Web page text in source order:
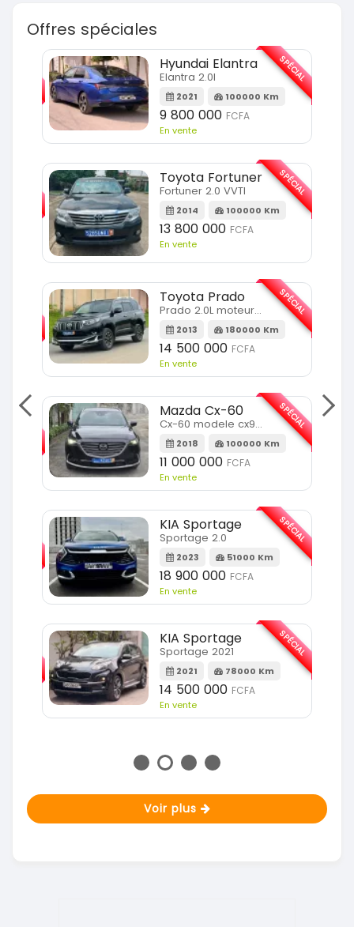
Offres spéciales
SPÉCIAL
Hyundai Elantra
Elantra 2.0l
2021 100000 Km
9 800 000 FCFA
En vente
SPÉCIAL
Toyota Fortuner
Fortuner 2.0 VVTI
2014 100000 Km
13 800 000 FCFA
En vente
SPÉCIAL
Toyota Prado
Prado 2.0L moteur d4d
2013 180000 Km
14 500 000 FCFA
En vente
SPÉCIAL
Mazda Cx-60
Cx-60 modele cx9 full option
2018 100000 Km
11 000 000 FCFA
En vente
SPÉCIAL
KIA Sportage
Sportage 2.0
2023 51000 Km
18 900 000 FCFA
En vente
SPÉCIAL
KIA Sportage
Sportage 2021
2021 78000 Km
14 500 000 FCFA
En vente
SPÉCIAL
Voir plus